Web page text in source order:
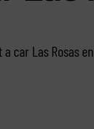
a car Las Rosas